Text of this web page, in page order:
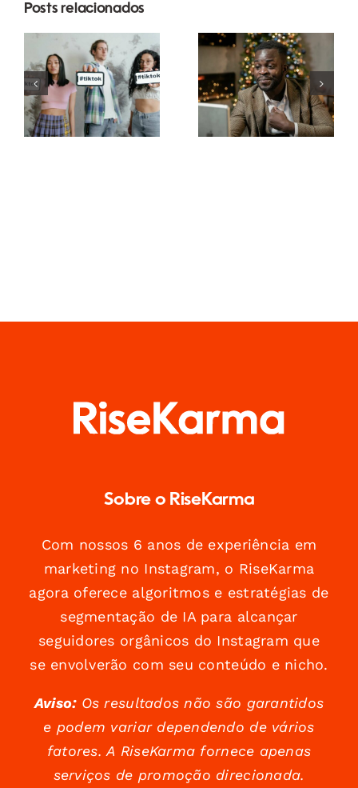
Posts relacionados
Melhores
aplicativos
de edição
de vídeo
para criar
obras-
Como
ocultar
seguidores
no LinkedIn
para manter
a
Sobre o RiseKarma
Com nossos 6 anos de experiência em
marketing no Instagram, o RiseKarma
agora oferece algoritmos e estratégias de
segmentação de IA para alcançar
seguidores orgânicos do Instagram que
se envolverão com seu conteúdo e nicho.
Aviso:Os resultados não são garantidos
e podem variar dependendo de vários
fatores. A RiseKarma fornece apenas
serviços de promoção direcionada.